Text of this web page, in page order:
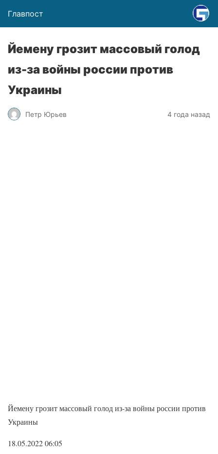
Главпост
Йемену грозит массовый голод
из-за войны россии против
Украины
Петр Юрьев 4 года назад
Йемену грозит массовый голод из-за войны россии против
Украины
18.05.2022 06:05